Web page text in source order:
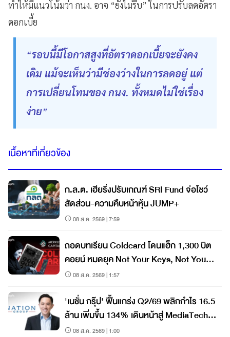
ทำให้มีแนวโน้มว่า กนง. อาจ “ยังไม่รีบ” ในการปรับลดอัตรา
ดอกเบี้ย
“รอบนี้มีโอกาสสูงที่อัตราดอกเบี้ยจะยังคง
เดิม แม้จะเห็นว่ามีช่องว่างในการลดอยู่ แต่
การเปลี่ยนโทนของ กนง. ทั้งหมดไม่ใช่เรื่อง
ง่าย”
เนื้อหาที่เกี่ยวข้อง
ก.ล.ต. เฮียริ่งปรับเกณฑ์ SRI Fund จ่อโชว์
สัดส่วน-ความคืบหน้าหุ้น JUMP+
08 ส.ค. 2569 | 7:59
ถอดบทเรียน Coldcard โดนแฮ็ก 1,300 บิต
คอยน์ หมดยุค Not Your Keys, Not Your
Coins?
08 ส.ค. 2569 | 1:57
'เนชั่น กรุ๊ป' ฟื้นแกร่ง Q2/69 พลิกกำไร 16.5
ล้าน เพิ่มขึ้น 134% เดินหน้าสู่ MediaTech
เต็มรูปแบบ
08 ส.ค. 2569 | 1:00